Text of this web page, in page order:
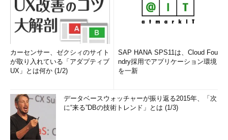
カーセンサー、ゼクシィのサイト
が取り入れている「アダプティブ
UX」とは何か (1/2)
SAP HANA SPS11は、Cloud Fou
ndry採用でアプリケーション環境
を一新
データベースウォッチャーが振り返る2015年、「次
に“来る”DBの技術トレンド」とは (1/3)